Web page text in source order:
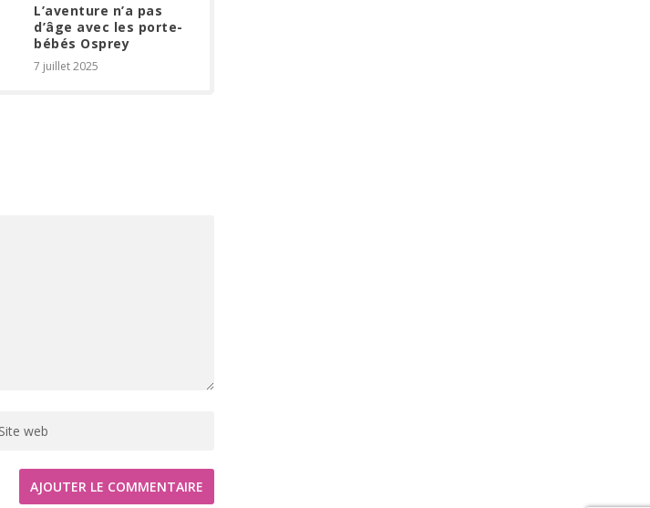
L’aventure n’a pas
d’âge avec les porte-
bébés Osprey
7 juillet 2025